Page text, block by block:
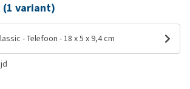
(1 variant)
Pet - 80s Classic - Telefoon - 18 x 5 x 9,4 cm